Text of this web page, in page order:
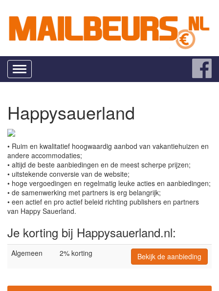
Toggle
navigation
Happysauerland
• Ruim en kwalitatief hoogwaardig aanbod van vakantiehuizen en
andere accommodaties;
• altijd de beste aanbiedingen en de meest scherpe prijzen;
• uitstekende conversie van de website;
• hoge vergoedingen en regelmatig leuke acties en aanbiedingen;
• de samenwerking met partners is erg belangrijk;
• een actief en pro actief beleid richting publishers en partners
van Happy Sauerland.
Je korting bij Happysauerland.nl:
Algemeen 2% korting Bekijk de aanbieding